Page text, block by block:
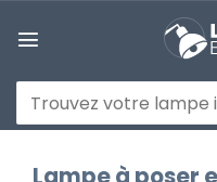
au
Recherche
pour :